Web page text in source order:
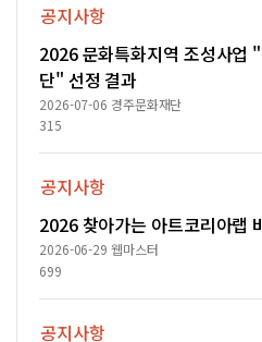
공지사항
2026 문화특화지역 조성사업
단" 선정 결과
2026-07-06 경주문화재단
315
공지사항
2026 찾아가는 아트코리아랩
2026-06-29 웹마스터
699
공지사항